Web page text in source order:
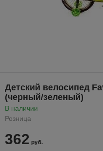
Детский велосипед
(черный/зеленый)
В наличии
Розница
362 руб.